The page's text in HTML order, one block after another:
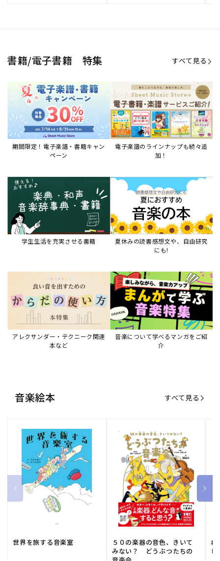
書籍/電子書籍 特集 すべて見る
期間限定！電子楽譜・書籍キャン
ペーン
電子楽譜のラインナップも続々追
加！
学生生活を充実させる書籍
夏休みの読書感想文や、自由研究
にも!
アレクサンダー・テクニーク関連
本など
音楽について学べるマンガをご紹
介
音楽絵本 すべて見る
世界を旅する音楽室
５０の楽器の音色、きいて
みない？ どうぶつたちの
ね